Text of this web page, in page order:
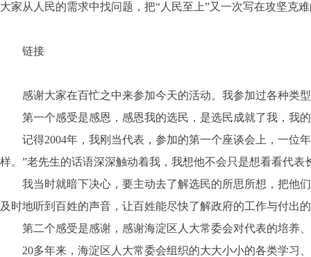
大家从人民的需求中找问题，把“人民至上”又一次写在攻坚克
链接
感谢大家在百忙之中来参加今天的活动。我参加过各种类型
第一个感受是感恩，感恩我的选民，是选民成就了我，我的
记得2004年，我刚当代表，参加的第一个座谈会上，一位年
样。”老先生的话语深深触动着我，我想他不会只是想看看代
我当时就暗下决心，要主动去了解选民的所思所想，把他们
及时地听到百姓的声音，让百姓能尽快了解政府的工作与付出
第二个感受是感谢，感谢海淀区人大常委会对代表的培养
20多年来，海淀区人大常委会组织的大大小小的各类学习、